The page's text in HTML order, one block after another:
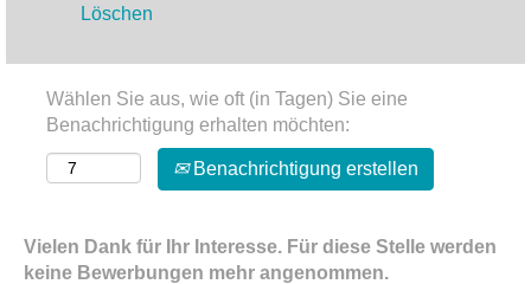
Löschen
Wählen Sie aus, wie oft (in Tagen) Sie eine
Benachrichtigung erhalten möchten:
Benachrichtigung erstellen
Vielen Dank für Ihr Interesse. Für diese Stelle werden
keine Bewerbungen mehr angenommen.